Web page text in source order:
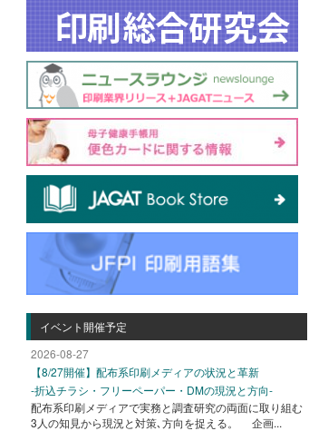
イベント開催予定
2026-08-27
【8/27開催】配布系印刷メディアの状況と革新
-折込チラシ・フリーペーパー・DMの現況と方向-
配布系印刷メディアで実務と調査研究の両面に取り組む
3人の知見から現況と対策､方向を捉える。 企画...